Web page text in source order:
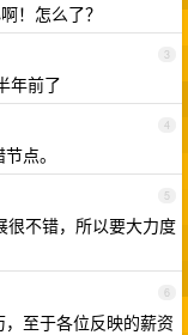
！怎么了？
3
年前了
4
点。
5
很不错，所以要大力度
6
至于各位反映的薪资